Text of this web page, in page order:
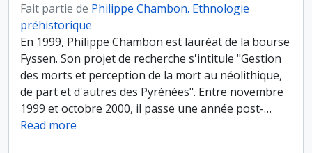
Fait partie de Philippe Chambon. Ethnologie
préhistorique
En 1999, Philippe Chambon est lauréat de la bourse
Fyssen. Son projet de recherche s'intitule "Gestion
des morts et perception de la mort au néolithique,
de part et d'autres des Pyrénées". Entre novembre
1999 et octobre 2000, il passe une année post-…
Read more